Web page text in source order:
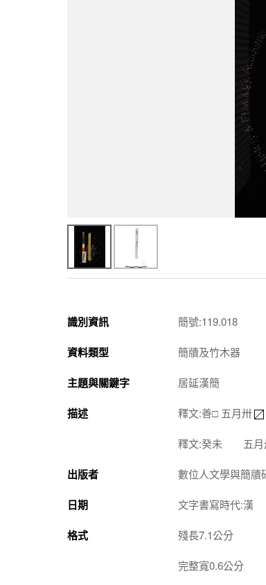
識別資訊 簡號:119.018
資料類型 簡牘及竹木器
主題與關鍵字 居延漢簡
描述 釋文:善□ 五月卅
釋文:癸未 五月
出版者 數位人文學與簡牘
日期 文字書寫時代:漢
格式 殘長7.1公分
完整寬0.6公分